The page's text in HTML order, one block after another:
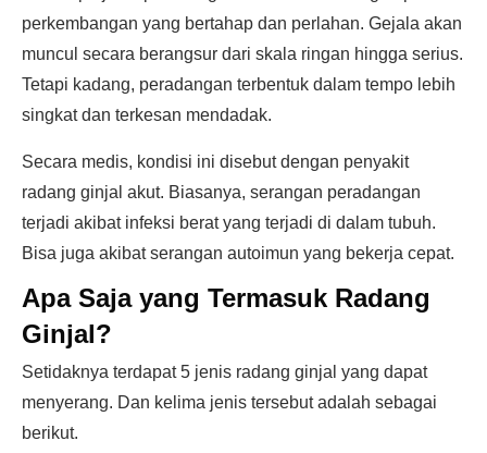
perkembangan yang bertahap dan perlahan. Gejala akan
muncul secara berangsur dari skala ringan hingga serius.
Tetapi kadang, peradangan terbentuk dalam tempo lebih
singkat dan terkesan mendadak.
Secara medis, kondisi ini disebut dengan penyakit
radang ginjal akut. Biasanya, serangan peradangan
terjadi akibat infeksi berat yang terjadi di dalam tubuh.
Bisa juga akibat serangan autoimun yang bekerja cepat.
Apa Saja yang Termasuk Radang
Ginjal?
Setidaknya terdapat 5 jenis radang ginjal yang dapat
menyerang. Dan kelima jenis tersebut adalah sebagai
berikut.